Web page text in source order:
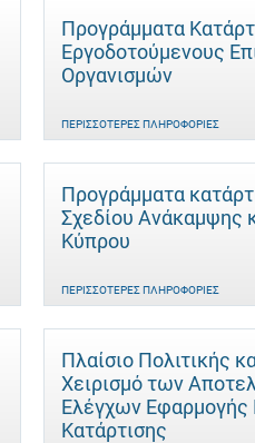
Προγράμματα
Εργοδοτούμενους
Οργανισμών
ΠΕΡΙΣΣΌΤΕΡΕΣ ΠΛΗΡΟΦΟΡΊΕΣ
Προγράμματα
Σχεδίου Ανάκαμψης
Κύπρου
ΠΕΡΙΣΣΌΤΕΡΕΣ ΠΛΗΡΟΦΟΡΊΕΣ
Πλαίσιο Πολιτικής
Χειρισμό των
Ελέγχων
Κατάρτισης